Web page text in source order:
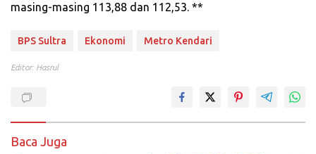
masing-masing 113,88 dan 112,53. **
BPS Sultra Ekonomi Metro Kendari
Editor: Hasrul
Baca Juga